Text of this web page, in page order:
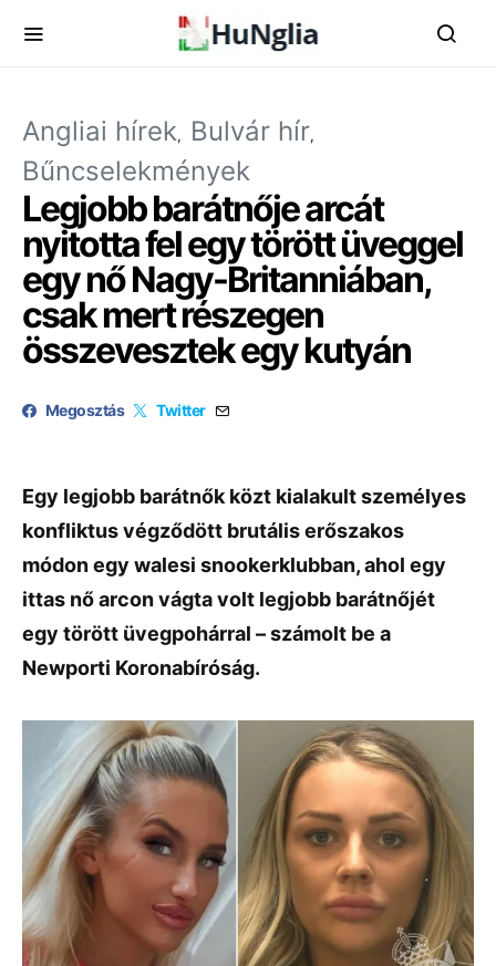
Angliai hírek Bulvár hír
Bűncselekmények
Legjobb barátnője arcát
nyitotta fel egy törött üveggel
egy nő Nagy-Britanniában,
csak mert részegen
összevesztek egy kutyán
Megosztás Twitter
Egy legjobb barátnők közt kialakult személyes
konfliktus végződött brutális erőszakos
módon egy walesi snookerklubban, ahol egy
ittas nő arcon vágta volt legjobb barátnőjét
egy törött üvegpohárral – számolt be a
Newporti Koronabíróság.